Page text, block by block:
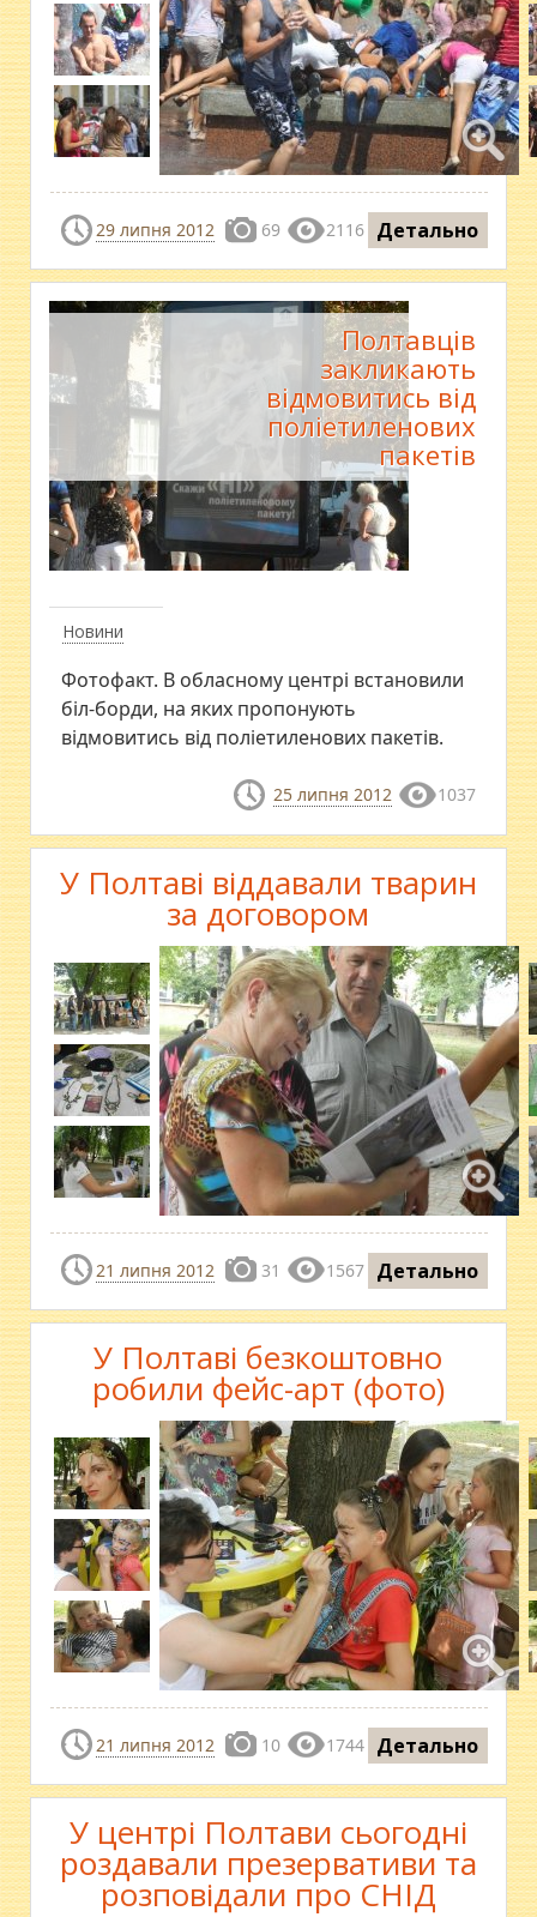
29 липня 2012 69 2116 Детально
Новини
Полтавців
закликають
відмовитись від
поліетиленових
пакетів
Фотофакт. В обласному центрі встановили
біл-борди, на яких пропонують
відмовитись від поліетиленових пакетів.
25 липня 2012 1037
У Полтаві віддавали тварин
за договором
21 липня 2012 31 1567 Детально
У Полтаві безкоштовно
робили фейс-арт (фото)
21 липня 2012 10 1744 Детально
У центрі Полтави сьогодні
роздавали презервативи та
розповідали про СНІД